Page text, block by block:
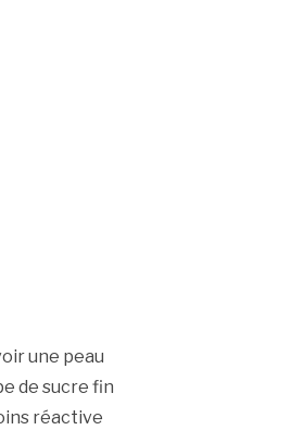
une peau
de sucre fin
réactive